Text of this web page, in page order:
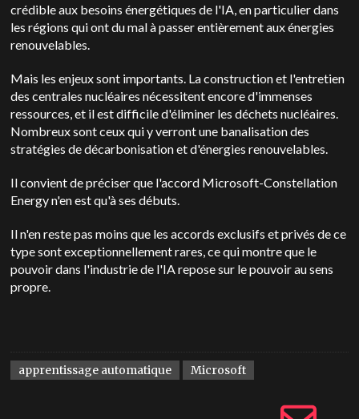
crédible aux besoins énergétiques de l'IA, en particulier dans
les régions qui ont du mal à passer entièrement aux énergies
renouvelables.
Mais les enjeux sont importants. La construction et l'entretien
des centrales nucléaires nécessitent encore d'immenses
ressources, et il est difficile d'éliminer les déchets nucléaires.
Nombreux sont ceux qui y verront une banalisation des
stratégies de décarbonisation et d'énergies renouvelables.
Il convient de préciser que l'accord Microsoft-Constellation
Energy n'en est qu'à ses débuts.
Il n'en reste pas moins que les accords exclusifs et privés de ce
type sont exceptionnellement rares, ce qui montre que le
pouvoir dans l'industrie de l'IA repose sur le pouvoir au sens
propre.
apprentissage automatique Microsoft